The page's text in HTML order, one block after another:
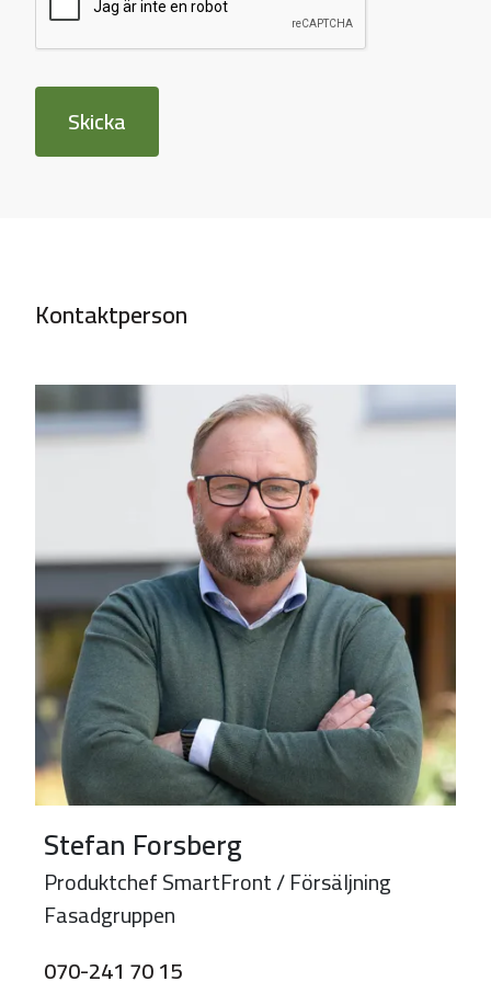
Skicka
Kontaktperson
Stefan Forsberg
Produktchef SmartFront / Försäljning
Fasadgruppen
070-241 70 15